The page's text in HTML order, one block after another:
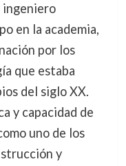
ingeniero
en la academia,
por los
que estaba
del siglo XX.
y capacidad de
uno de los
y